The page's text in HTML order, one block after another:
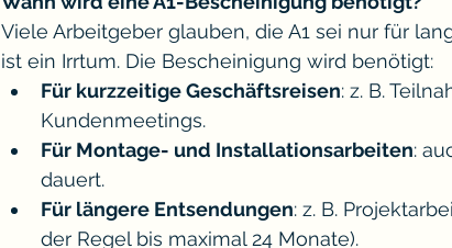
Viele Arbeitgeber glauben, die A1 sei nur für
ist ein Irrtum. Die Bescheinigung wird benötigt:
Für kurzzeitige Geschäftsreisen: z. B.
Kundenmeetings.
Für Montage- und Installationsarbeiten:
dauert.
Für längere Entsendungen: z. B.
der Regel bis maximal 24 Monate).